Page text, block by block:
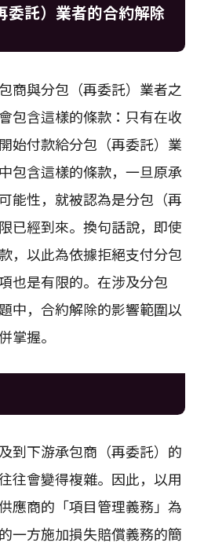
委託）業者的合約解除
商與分包（再委託）業者之
包含這樣的條款：只有在收
始付款給分包（再委託）業
包含這樣的條款，一旦原承
能性，就被認為是分包（再
已經到來。換句話說，即使
，以此為依據拒絕支付分包
也是有限的。在涉及分包
中，合約解除的影響範圍以
掌握。
到下游承包商（再委託）的
往會變得複雜。因此，以用
應商的「項目管理義務」為
一方施加損失賠償義務的簡